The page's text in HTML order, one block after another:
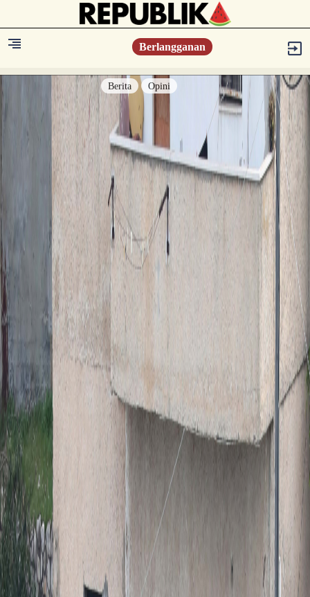
Berlangganan
Berita Opini
Berita
Islam Digest
Hikmah
Opini
Konsultasi Syariah
Resonansi
Sejarah
Lensa
Iqtishodia
Sastra
Literasi Umat